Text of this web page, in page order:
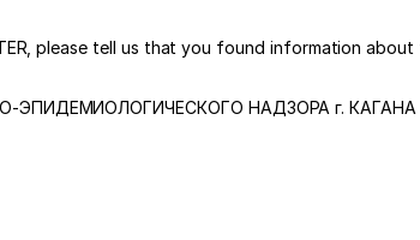
please tell us that you found information
ЭПИДЕМИОЛОГИЧЕСКОГО НАДЗОРА г. КАГАНА